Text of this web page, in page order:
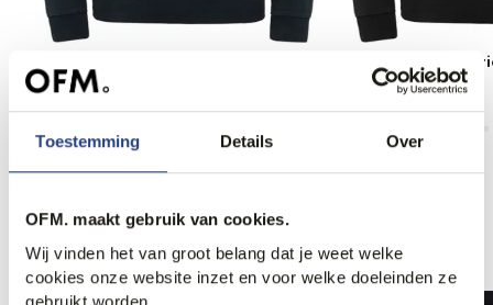
Toestemming Details Over
OFM. maakt gebruik van cookies.
Wij vinden het van groot belang dat je weet welke
cookies onze website inzet en voor welke doeleinden ze
gebruikt worden.
Sweater
PME Legend
Sweater
Anderen bekeken ook